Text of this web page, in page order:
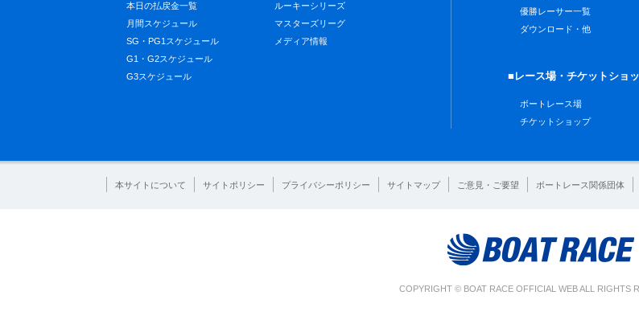
本日の払戻金一覧
月間スケジュール
SG・PG1スケジュール
G1・G2スケジュール
G3スケジュール
ルーキーシリーズ
マスターズリーグ
メディア情報
優勝レーサー一覧
ダウンロード・他
■レース場・チケットショ
ボートレース場
チケットショップ
本サイトについて サイトポリシー プライバシーポリシー サイトマップ ご意見・ご要望 ボートレース関係団体
COPYRIGHT © BOAT RACE OFFICIAL WEB ALL RIGHTS